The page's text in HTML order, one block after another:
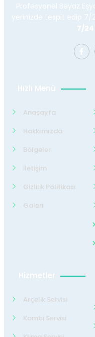
Profesyonel Beyaz
yerinizde tespit edip 7/
7/
Hızlı Menü
Anasayfa
Hakkımızda
Bölgeler
İletişim
Gizlilik Politikası
Galeri
Hizmetler
Arçelik Servisi
Kombi Servisi